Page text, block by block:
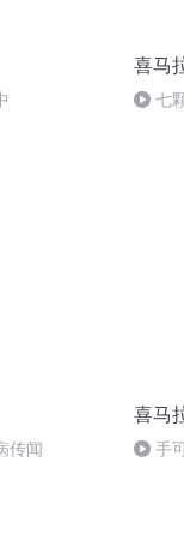
喜马
七
传闻
喜马
手